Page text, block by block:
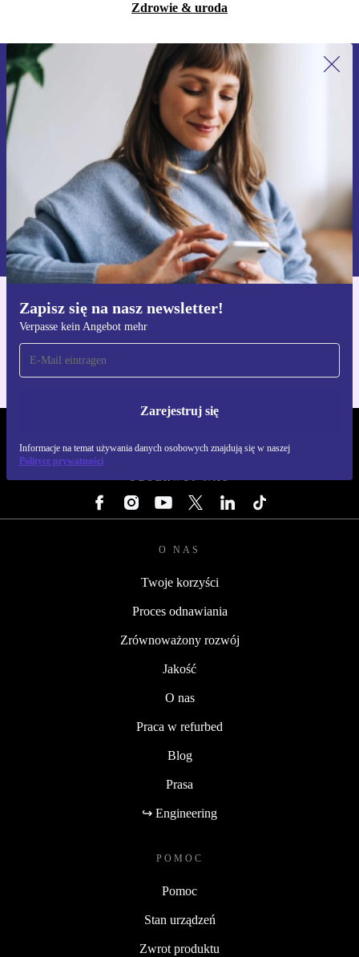
Zdrowie & uroda
Zapisz się na nasz newsletter!
Verpasse kein Angebot mehr
Zarejestruj się
Informacje na temat używania danych osobowych znajdują się w naszej
Polityce prywatności
Zapisz się na nasz newsletter!
Nie przegap żadnej oferty.
Zarejestruj się
Informacje na temat używania danych osobowych znajdują się w
naszej
Polityce prywatności
Pobierz aplikację refurbed
Dla iOS i Android
OBSERWUJ NAS
O NAS
Twoje korzyści
Proces odnawiania
Zrównoważony rozwój
Jakość
O nas
Praca w refurbed
Blog
Prasa
↪ Engineering
POMOC
Pomoc
Stan urządzeń
Zwrot produktu